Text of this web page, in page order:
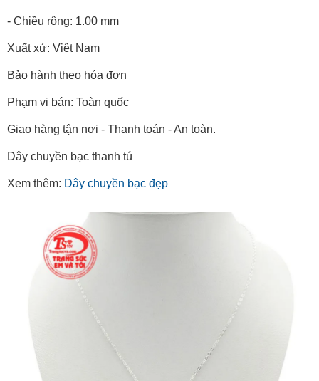
- Chiều dài: 44 cm
- Chiều rộng: 1.00 mm
Xuất xứ: Việt Nam
Bảo hành theo hóa đơn
Phạm vi bán: Toàn quốc
Giao hàng tận nơi - Thanh toán - An toàn.
Dây chuyền bạc thanh tú
Dây chuyền bạc đẹp